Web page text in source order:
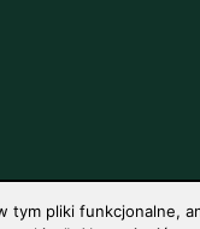
pliki funkcjonalne,